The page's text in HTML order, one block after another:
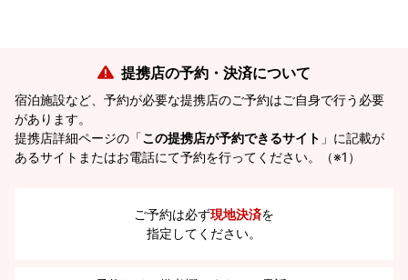
提携店の予約・決済について
宿泊施設など、予約が必要な提携店のご予約はご自身で行う必要
があります。
提携店詳細ページの「この提携店が予約できるサイト 」に記載が
あるサイトまたはお電話にて予約を行ってください。（※1）
ご予約は必ず現地決済を
指定してください。